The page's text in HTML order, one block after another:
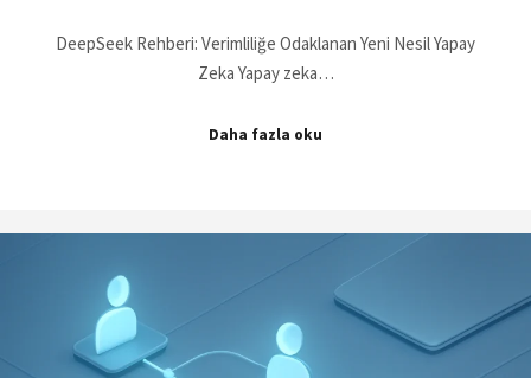
DeepSeek Rehberi: Verimliliğe Odaklanan Yeni Nesil Yapay
Zeka Yapay zeka…
Daha fazla oku